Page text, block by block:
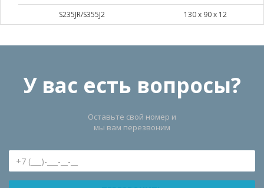
S235JR/S355J2 130 х 90 х 12
У вас есть вопросы?
Оставьте свой номер и
мы вам перезвоним